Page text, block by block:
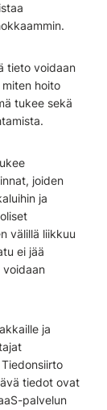
tieto voidaan
hoito
tukee sekä
joiden
ja
välillä liikkuu
ei jää
voidaan
ja
tiedot ovat
palvelun